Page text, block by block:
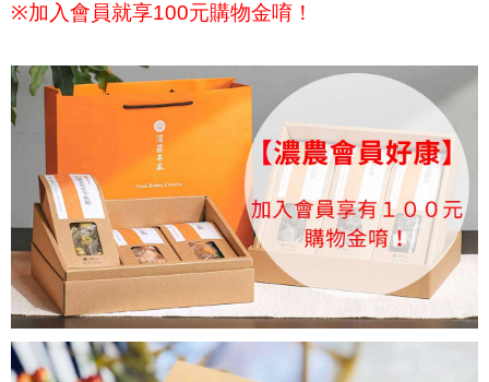
※加入會員就享100元購物金唷！